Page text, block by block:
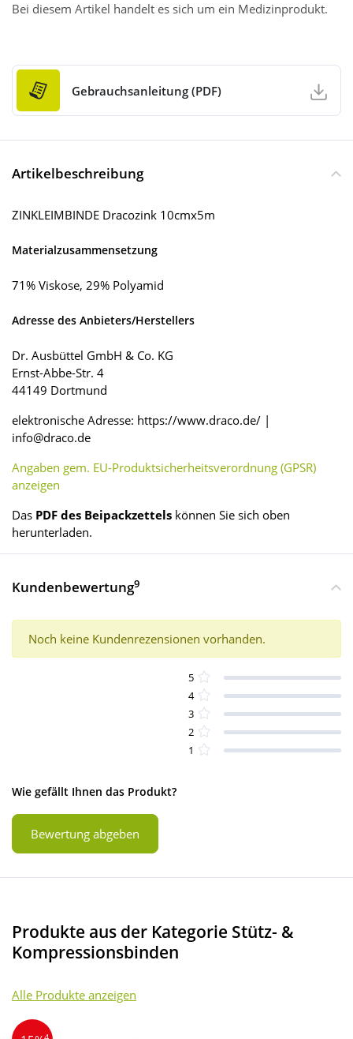
Bei diesem Artikel handelt es sich um ein Medizinprodukt.
Gebrauchsanleitung (PDF)
Artikelbeschreibung
ZINKLEIMBINDE Dracozink 10cmx5m
Materialzusammensetzung
71% Viskose, 29% Polyamid
Adresse des Anbieters/Herstellers
Dr. Ausbüttel GmbH & Co. KG
Ernst-Abbe-Str. 4
44149 Dortmund
elektronische Adresse: https://www.draco.de/ |
info@draco.de
Angaben gem. EU-Produktsicherheitsverordnung (GPSR)
anzeigen
Das PDF des Beipackzettels können Sie sich oben
herunterladen.
Kundenbewertung9
Noch keine Kundenrezensionen vorhanden.
5
4
3
2
1
Wie gefällt Ihnen das Produkt?
Bewertung abgeben
Produkte aus der Kategorie Stütz- &
Kompressionsbinden
Alle Produkte anzeigen